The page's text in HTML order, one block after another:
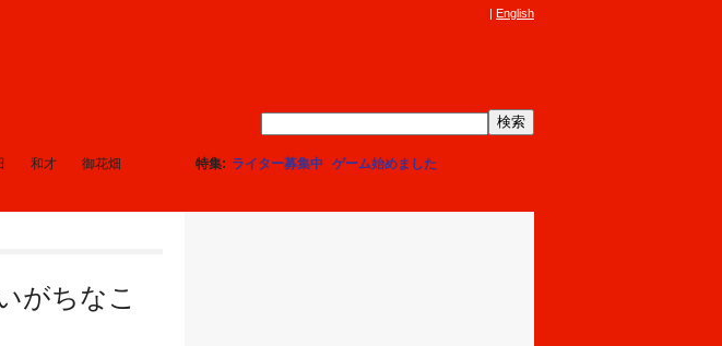
English
和才 御花畑 特集 ライター募集中 ゲーム始めました
がちなこ